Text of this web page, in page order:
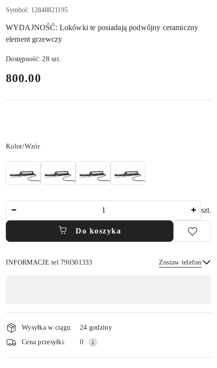
Symbol: 12848821195
WYDAJNOŚĆ: Lokówki te posiadają podwójny ceramiczny
element grzewczy
Dostępność:28szt.
cena:
800.00
Wariant
Kolor/Wzór
szt.
Do koszyka
INFORMACJE tel 790301333 Zostaw telefon
płatność
i
dostawaWysyłka w ciągu:
24 godziny
Cena przesyłki:
0